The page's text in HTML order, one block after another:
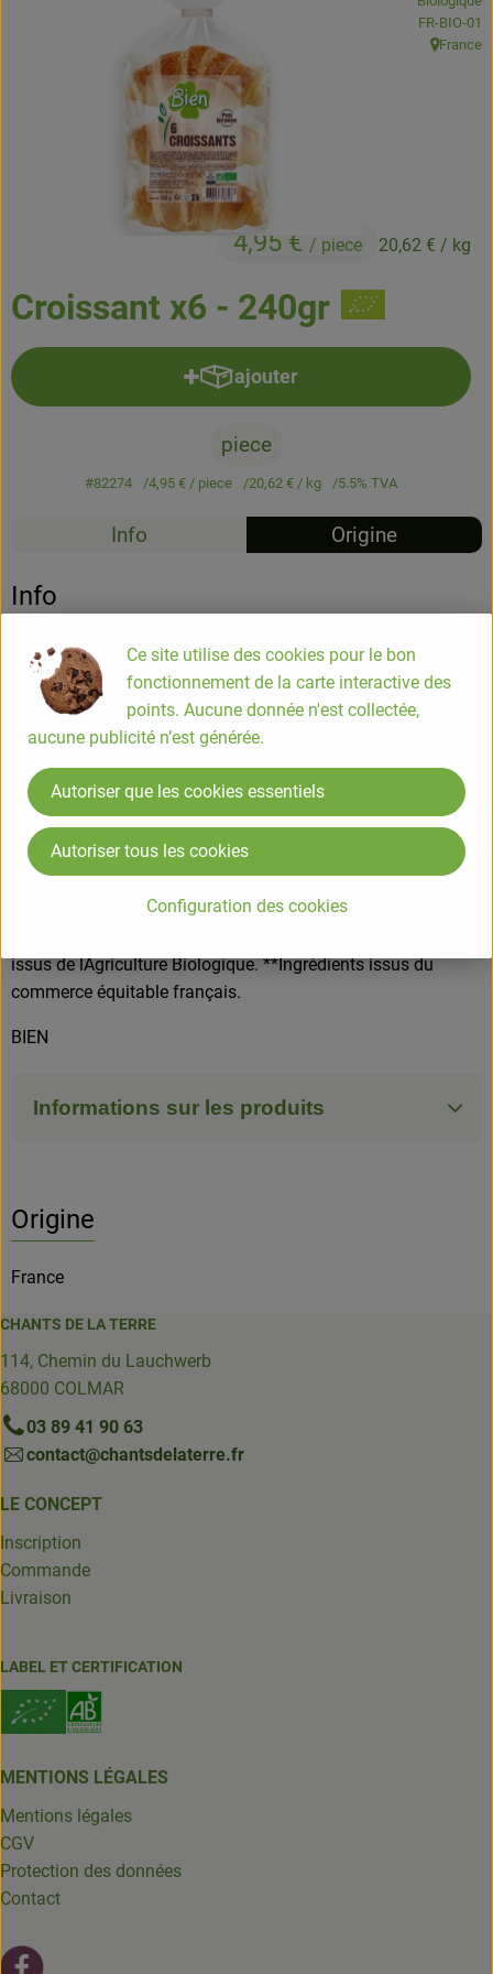
Accessoires et divers
Cosmétique et hygiène
Croissant x6 - 240gr
4,95 € / piece 20,62 € / kg
, Autorité
FR-BIO-01
, Origine:
France
ajouter
Ajouter le produit au panier
piece
#82274 4,95 € / piece 20,62 € / kg 5.5% TVA
Info Origine
Info
Croissant x6 - 240gr
Des croissants pur beurre avec une recette feuilletée, des
emballages individuels pratiques pour emporter partout.
COMPOSITION
Farine de BLÉ*/** 47%, BEURRE* 21.5%, eau, sucre de canne
roux*, levain* (eau, farines de BLE*/** 2.1% et de SEIGLE*,
levures), UFS entiers*/** 4.7%, poudre de LAIT écrémé*,
GLUTEN DE BLÉ*, levure, sel, arôme naturel de vanille*
issus de lAgriculture Biologique. **Ingrédients issus du
commerce équitable français.
BIEN
Informations sur les produits
Origine
France
CHANTS DE LA TERRE
114, Chemin du Lauchwerb
68000 COLMAR
03 89 41 90 63
contact@chantsdelaterre.fr
LE CONCEPT
Inscription
Commande
Livraison
LABEL ET CERTIFICATION
MENTIONS LÉGALES
Mentions légales
CGV
Protection des données
Contact
Ce site utilise des cookies pour le bon
fonctionnement de la carte interactive des
points. Aucune donnée n'est collectée,
aucune publicité n’est générée.
Configuration des cookies
Autoriser que les cookies essentiels
Autoriser tous les cookies